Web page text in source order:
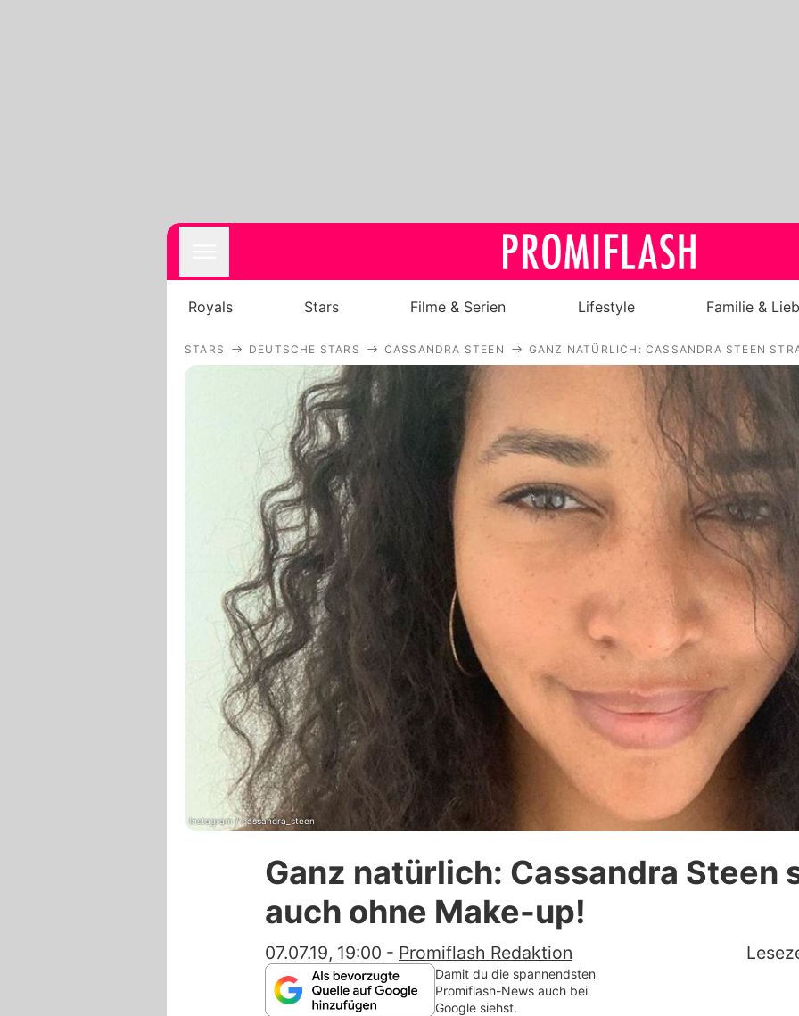
Royals
Filme & Serien
Lifestyle
Familie & Liebe
Promiflash Exklusiv
Alle Themen auf Promiflash
Jobs
App runterladen
Team
Redaktionelle Richtlinien
Impressum
Datenschutzerklärung
Nutzungsbedingungen
Utiq verwalten
Royals Stars Filme & Serien Lifestyle Familie &
STARS DEUTSCHE STARS CASSANDRA STEEN GANZ NATÜRLICH: CASSANDRA STEEN
Instagram / cassandra_steen
Ganz natürlich: Cassandra Steen
auch ohne Make-up!
07.07.19, 19:00 - Promiflash Redaktion
Damit du die spannendsten
Promiflash-News auch bei
Google siehst.